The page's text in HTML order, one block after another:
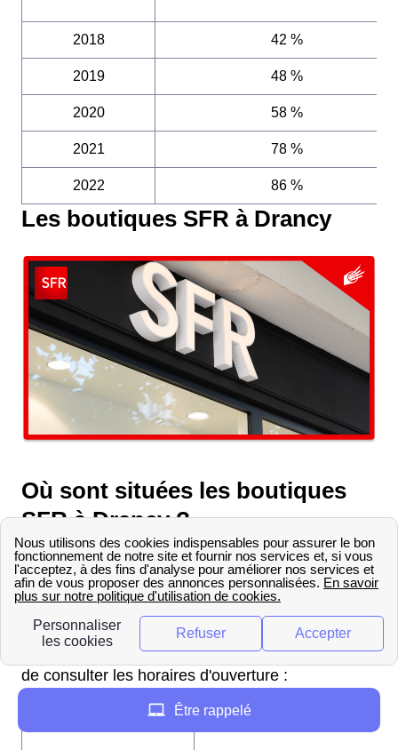
2018 42 %
2019 48 %
2020 58 %
2021 78 %
2022 86 %
Les boutiques SFR à Drancy
Où sont situées les boutiques
SFR à Drancy ?
La boutique SFR la plus proche de Drancy se
situe 192 avenue Charles Floquet C Cial Plein Air
Cellule28 93150 Le Blanc Mesnil FR. Avant de se
rendre en boutique pour obtenir différents
conseils sur les offres SFR, il ne faut pas oublier
de consulter les horaires d'ouverture :
Les horaires d'ouverture de la boutique SFR :
Être rappelé